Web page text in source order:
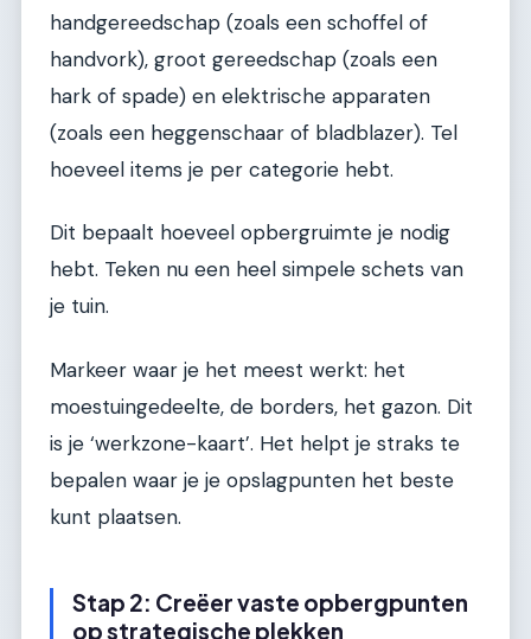
handgereedschap (zoals een schoffel of
handvork), groot gereedschap (zoals een
hark of spade) en elektrische apparaten
(zoals een heggenschaar of bladblazer). Tel
hoeveel items je per categorie hebt.
Dit bepaalt hoeveel opbergruimte je nodig
hebt. Teken nu een heel simpele schets van
je tuin.
Markeer waar je het meest werkt: het
moestuingedeelte, de borders, het gazon. Dit
is je ‘werkzone-kaart’. Het helpt je straks te
bepalen waar je je opslagpunten het beste
kunt plaatsen.
Stap 2: Creëer vaste opbergpunten
op strategische plekken